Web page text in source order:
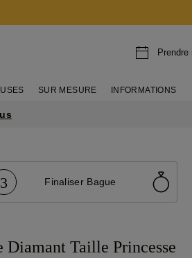
Prendre
SUR MESURE INFORMATIONS
3 Finaliser Bague
Diamant Taille Princesse